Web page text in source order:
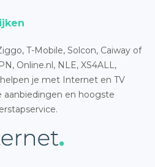
T-Mobile, Solcon, Caiway of
Online.nl, NLE, XS4ALL,
je met Internet en TV
aanbiedingen en hoogste